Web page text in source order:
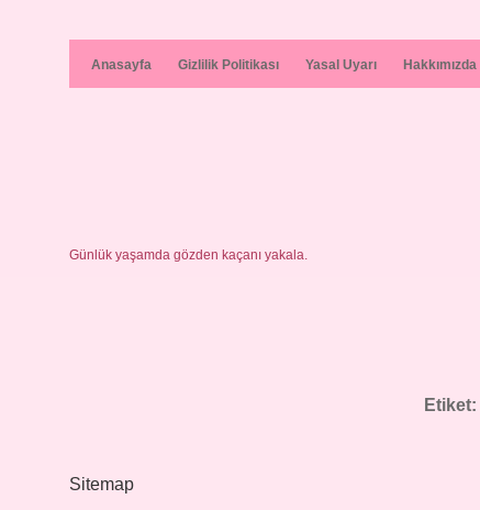
Anasayfa Gizlilik Politikası Yasal Uyarı Hakkımızda
Günlük yaşamda gözden kaçanı yakala.
Etiket:
Sitemap